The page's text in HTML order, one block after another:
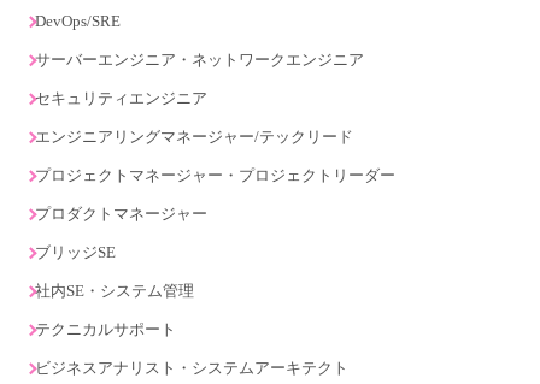
DevOps/SRE
サーバーエンジニア・ネットワークエンジニア
セキュリティエンジニア
エンジニアリングマネージャー/テックリード
プロジェクトマネージャー・プロジェクトリーダー
プロダクトマネージャー
ブリッジSE
社内SE・システム管理
テクニカルサポート
ビジネスアナリスト・システムアーキテクト